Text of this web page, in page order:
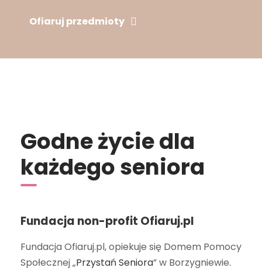
Ofiaruj przedmioty
Godne życie dla
każdego seniora
Fundacja non-profit Ofiaruj.pl
Fundacja Ofiaruj.pl, opiekuje się Domem Pomocy
Społecznej „Przystań Seniora” w Borzygniewie.